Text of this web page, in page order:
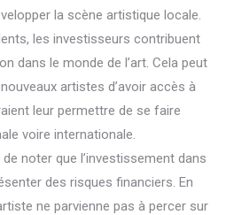
la scène artistique locale.
les investisseurs contribuent
dans le monde de l’art. Cela peut
artistes d’avoir accès à
leur permettre de se faire
voire internationale.
noter que l’investissement dans
des risques financiers. En
ne parvienne pas à percer sur